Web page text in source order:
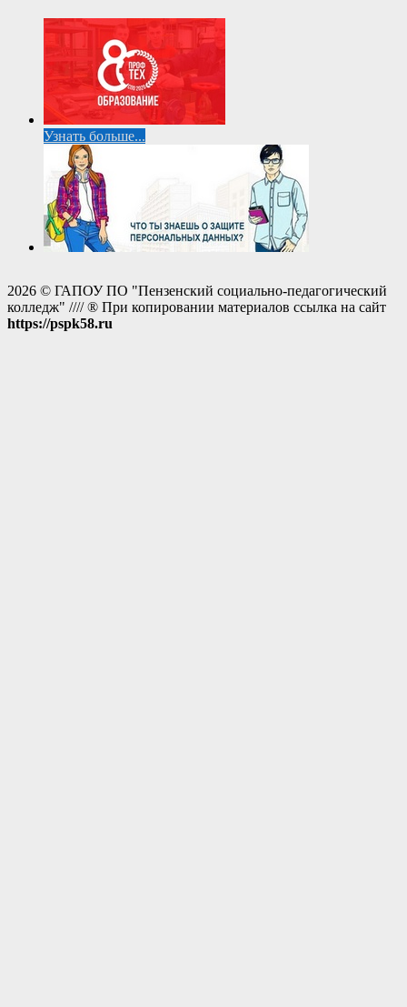
Узнать больше...
2026 © ГАПОУ ПО "Пензенский социально-педагогический
колледж" //// ® При копировании материалов ссылка на сайт
https://pspk58.ru